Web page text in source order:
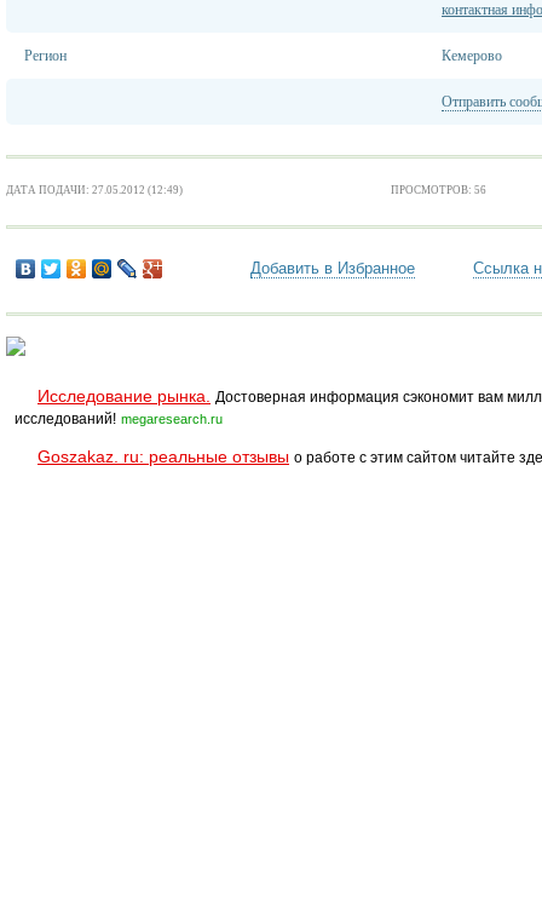
контактная
Регион Кемерово
Отправить
ДАТА ПОДАЧИ: 27.05.2012 (12:49) ПРОСМОТРОВ: 56
Добавить в Избранное Ссылка
Исследование рынка.
Достоверная информация сэкономит вам
исследований! megaresearch.ru
Goszakaz. ru: реальные отзывы о работе с этим сайтом читайте